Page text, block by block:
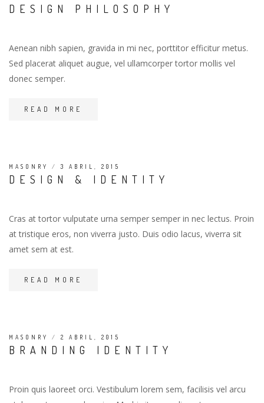
DESIGN PHILOSOPHY
Aenean nibh sapien, gravida in mi nec, porttitor efficitur metus.
Sed placerat aliquet augue, vel ullamcorper tortor mollis vel
donec semper.
READ MORE
MASONRY /3 ABRIL, 2015
DESIGN & IDENTITY
Cras at tortor vulputate urna semper semper in nec lectus. Proin
at tristique eros, non viverra justo. Duis odio lacus, viverra sit
amet sem at est.
READ MORE
MASONRY / 2 ABRIL, 2015
BRANDING IDENTITY
Proin quis laoreet orci. Vestibulum lorem sem, facilisis vel arcu